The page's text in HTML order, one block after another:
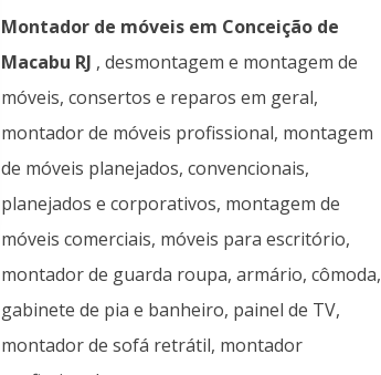
Montador de móveis em Conceição de
Macabu RJ , desmontagem e montagem de
móveis, consertos e reparos em geral,
montador de móveis profissional, montagem
de móveis planejados, convencionais,
planejados e corporativos, montagem de
móveis comerciais, móveis para escritório,
montador de guarda roupa, armário, cômoda,
gabinete de pia e banheiro, painel de TV,
montador de sofá retrátil, montador